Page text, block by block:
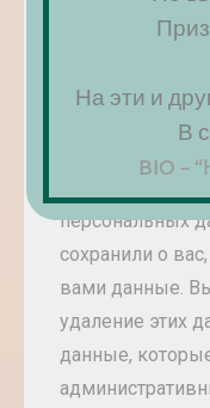
Какие у
ваши
При наличии
если вы
персональных
сохранили о
вами данные.
удаление этих
данные,
На эти и
В
BIO –